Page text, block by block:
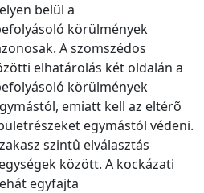
belül a
körülmények
A szomszédos
elhatárolás két oldalán a
körülmények
emiatt kell az eltérõ
egymástól védeni.
szintû elválasztás
között. A kockázati
egyfajta